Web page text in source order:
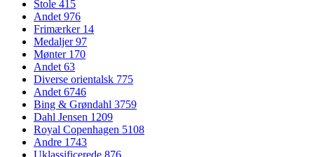
Stole 415
Andet 976
Frimærker 14
Medaljer97
Mønter 170
Andet 63
Diverse orientalsk 775
Andet 6746
Bing & Grøndahl 3759
Dahl Jensen 1209
Royal Copenhagen 5108
Andre 1743
Uklassificerede 876